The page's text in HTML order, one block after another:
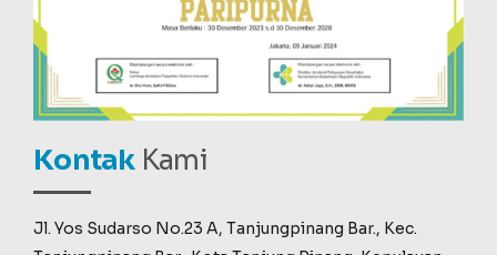
KontakKami
Jl. Yos Sudarso No.23 A, Tanjungpinang Bar., Kec.